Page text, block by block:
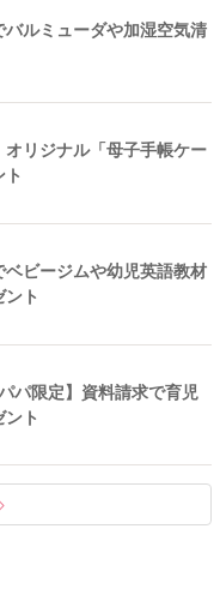
バルミューダや加湿空気清
オリジナル「母子手帳ケー
ベビージムや幼児英語教材
ト
パ限定】資料請求で育児
ト